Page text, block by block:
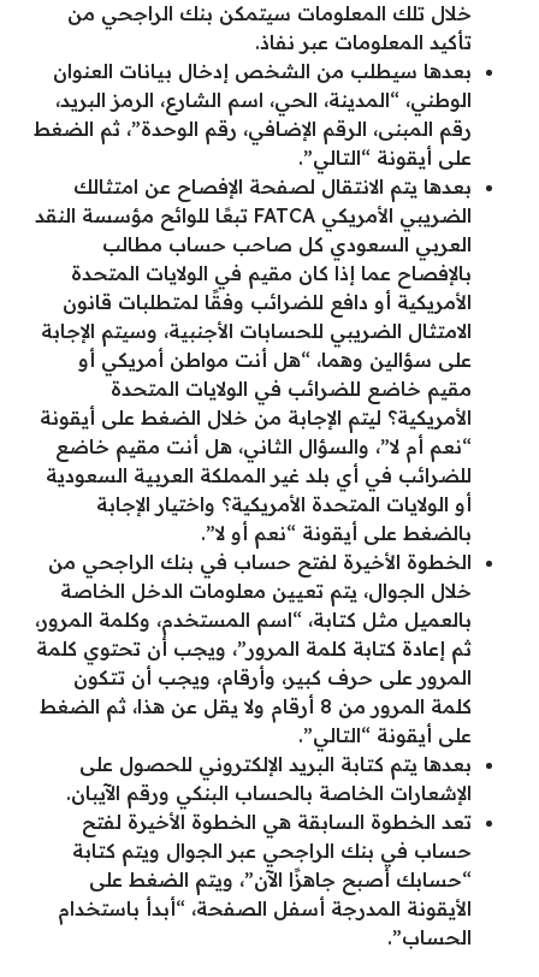
خلال تلك المعلومات سيتمكن بنك الراجحي من
تأكيد المعلومات عبر نفاذ.
بعدها سيطلب من الشخص إدخال بيانات العنوان
الوطني، “المدينة، الحي، اسم الشارع، الرمز البريد،
رقم المبنى، الرقم الإضافي، رقم الوحدة”، ثم الضغط
على أيقونة “التالي”.
بعدها يتم الانتقال لصفحة الإفصاح عن امتثالك
الضريبي الأمريكي FATCA تبعًا للوائح مؤسسة النقد
العربي السعودي كل صاحب حساب مطالب
بالإفصاح عما إذا كان مقيم في الولايات المتحدة
الأمريكية أو دافع للضرائب وفقًا لمتطلبات قانون
الامتثال الضريبي للحسابات الأجنبية، وسيتم الإجابة
على سؤالين وهما، “هل أنت مواطن أمريكي أو
مقيم خاضع للضرائب في الولايات المتحدة
الأمريكية؟ ليتم الإجابة من خلال الضغط على أيقونة
“نعم أم لا”، والسؤال الثاني، هل أنت مقيم خاضع
للضرائب في أي بلد غير المملكة العربية السعودية
أو الولايات المتحدة الأمريكية؟ واختيار الإجابة
بالضغط على أيقونة “نعم أو لا”.
الخطوة الأخيرة لفتح حساب في بنك الراجحي من
خلال الجوال، يتم تعيين معلومات الدخل الخاصة
بالعميل مثل كتابة، “اسم المستخدم، وكلمة المرور،
ثم إعادة كتابة كلمة المرور”، ويجب أن تحتوي كلمة
المرور على حرف كبير، وأرقام، ويجب أن تتكون
كلمة المرور من 8 أرقام ولا يقل عن هذا، ثم الضغط
على أيقونة “التالي”.
بعدها يتم كتابة البريد الإلكتروني للحصول على
الإشعارات الخاصة بالحساب البنكي ورقم الآيبان.
تعد الخطوة السابقة هي الخطوة الأخيرة لفتح
حساب في بنك الراجحي عبر الجوال ويتم كتابة
“حسابك أصبح جاهزًا الآن”، ويتم الضغط على
الأيقونة المدرجة أسفل الصفحة، “أبدأ باستخدام
الحساب”.